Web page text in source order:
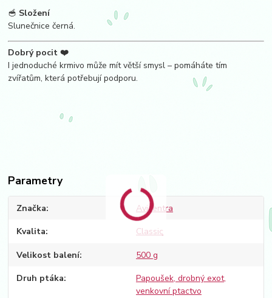
🥣 Složení
Slunečnice černá.
Dobrý pocit ❤️
I jednoduché krmivo může mít větší smysl – pomáháte tím
zvířatům, která potřebují podporu.
Parametry
Značka Avicentra
Kvalita Classic
Velikost balení 500 g
Druh ptáka
Papoušek, drobný exot,
venkovní ptactvo